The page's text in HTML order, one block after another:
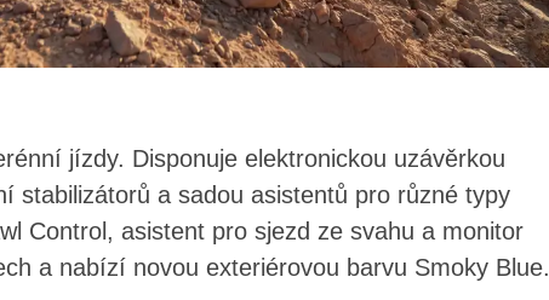
jízdy. Disponuje elektronickou uzávěrkou
stabilizátorů a sadou asistentů pro různé typy
Control, asistent pro sjezd ze svahu a monitor
a nabízí novou exteriérovou barvu Smoky Blue.